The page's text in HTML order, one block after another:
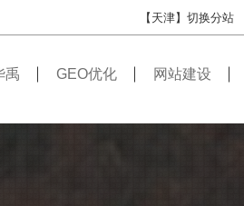
【天津】 切换分站
禹 GEO优化 网站建设